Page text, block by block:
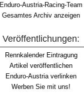
Enduro-Austria-Racing-Team
Gesamtes Archiv anzeigen
Veröffentlichungen:
Rennkalender Eintragung
Artikel veröffentlichen
Enduro-Austria verlinken
Werben Sie mit uns!